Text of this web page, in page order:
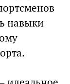
навыки